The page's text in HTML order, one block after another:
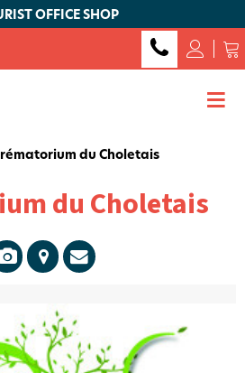
OFFICE SHOP
du Choletais
du Choletais